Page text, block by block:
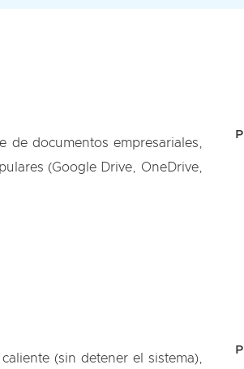
de documentos empresariales,
(Google Drive, OneDrive,
(sin detener el sistema),